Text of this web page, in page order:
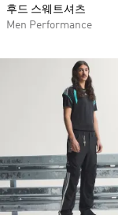
후드 스웨트셔츠
Men Performance